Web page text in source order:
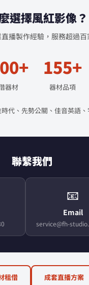
選擇風紅影像？
播製作經驗，服務超過百
器材
155+
器材品項
代、先勢公關、佳音英語
聯繫我們
📧
Email
service@fh-
租借 成套直播方案